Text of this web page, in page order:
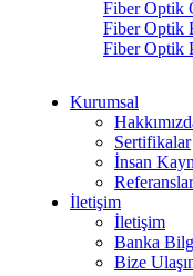
Fiber Optik
Fiber Optik
Fiber Optik
Kurumsal
Sertifikalar
İnsan
İletişim
İletişim
Banka
Bize